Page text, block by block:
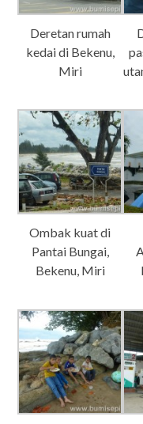
Deretan rumah
kedai di Bekenu,
Miri
Ombak kuat di
Pantai Bungai,
Bekenu, Miri